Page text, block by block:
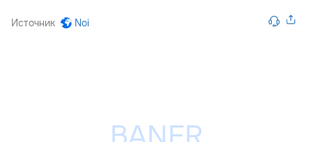
Источник Noi